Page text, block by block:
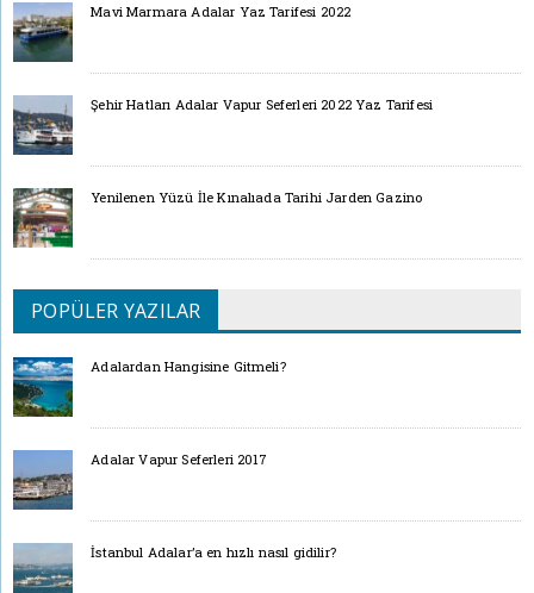
Mavi Marmara Adalar Yaz Tarifesi 2022
Şehir Hatları Adalar Vapur Seferleri 2022 Yaz Tarifesi
Yenilenen Yüzü İle Kınalıada Tarihi Jarden Gazino
POPÜLER YAZILAR
Adalardan Hangisine Gitmeli?
Adalar Vapur Seferleri 2017
İstanbul Adalar’a en hızlı nasıl gidilir?